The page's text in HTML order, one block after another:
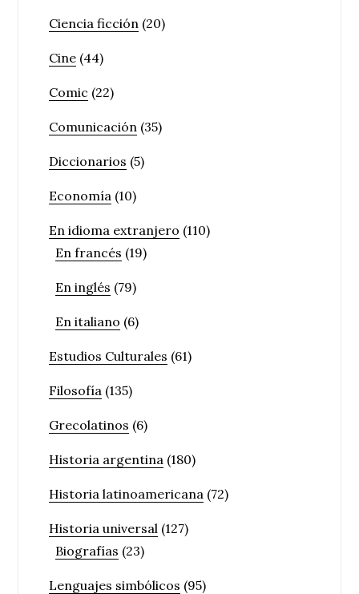
Ciencia ficción (20)
Cine (44)
Comic (22)
Comunicación (35)
Diccionarios (5)
Economía (10)
En idioma extranjero (110)
En francés (19)
En inglés (79)
En italiano (6)
Estudios Culturales (61)
Filosofía (135)
Grecolatinos (6)
Historia argentina (180)
Historia latinoamericana (72)
Historia universal (127)
Biografías (23)
Lenguajes simbólicos (95)